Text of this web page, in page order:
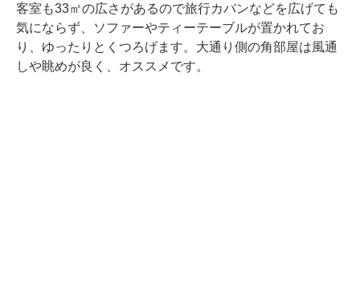
客室も33㎡の広さがあるので旅行カバンなどを広げても
気にならず、ソファーやティーテーブルが置かれてお
り、ゆったりとくつろげます。大通り側の角部屋は風通
しや眺めが良く、オススメです。